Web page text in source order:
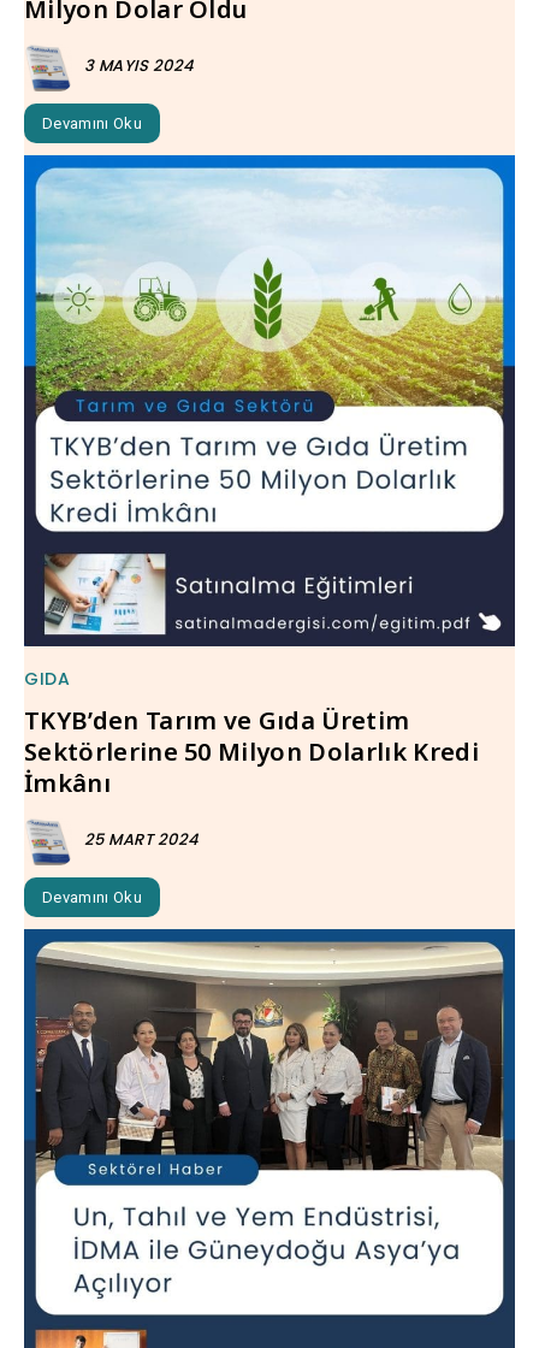
Milyon Dolar Oldu
3 MAYIS 2024
Devamını Oku
GIDA
TKYB’den Tarım ve Gıda Üretim
Sektörlerine 50 Milyon Dolarlık Kredi
İmkânı
25 MART 2024
Devamını Oku